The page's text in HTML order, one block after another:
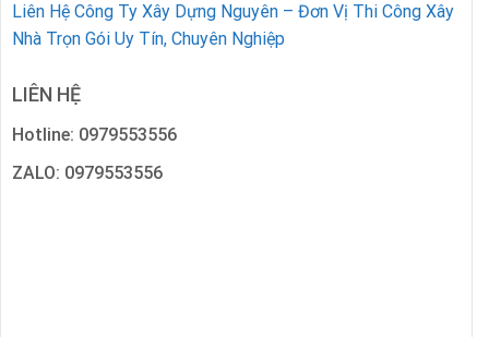
Liên Hệ Công Ty Xây Dựng Nguyên – Đơn Vị Thi Công Xây
Nhà Trọn Gói Uy Tín, Chuyên Nghiệp
LIÊN HỆ
Hotline: 0979553556
ZALO: 0979553556